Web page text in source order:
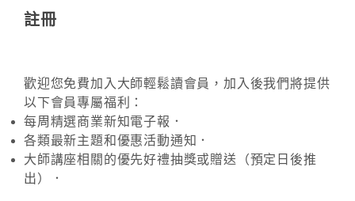
註冊
歡迎您免費加入大師輕鬆讀會員，加入後我們將提供
以下會員專屬福利：
每周精選商業新知電子報．
各類最新主題和優惠活動通知．
大師講座相關的優先好禮抽獎或贈送（預定日後推
出）．